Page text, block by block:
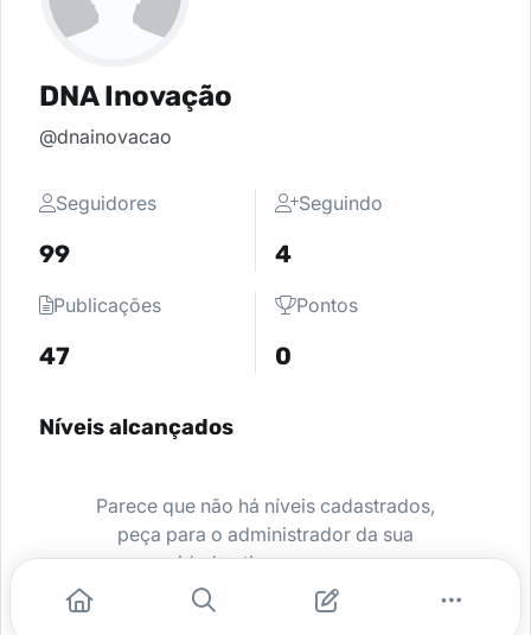
DNA Inovação
@dnainovacao
Seguidores
99
Seguindo
4
Publicações
47
Pontos
0
Níveis alcançados
Parece que não há níveis cadastrados,
peça para o administrador da sua
comunidade ativar e comece a se